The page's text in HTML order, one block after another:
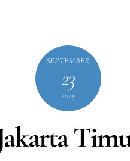
SEPTEMBER
23
2025